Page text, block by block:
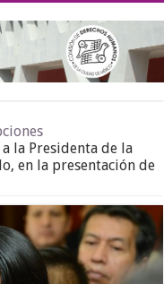
la Presidenta de la
en la presentación de